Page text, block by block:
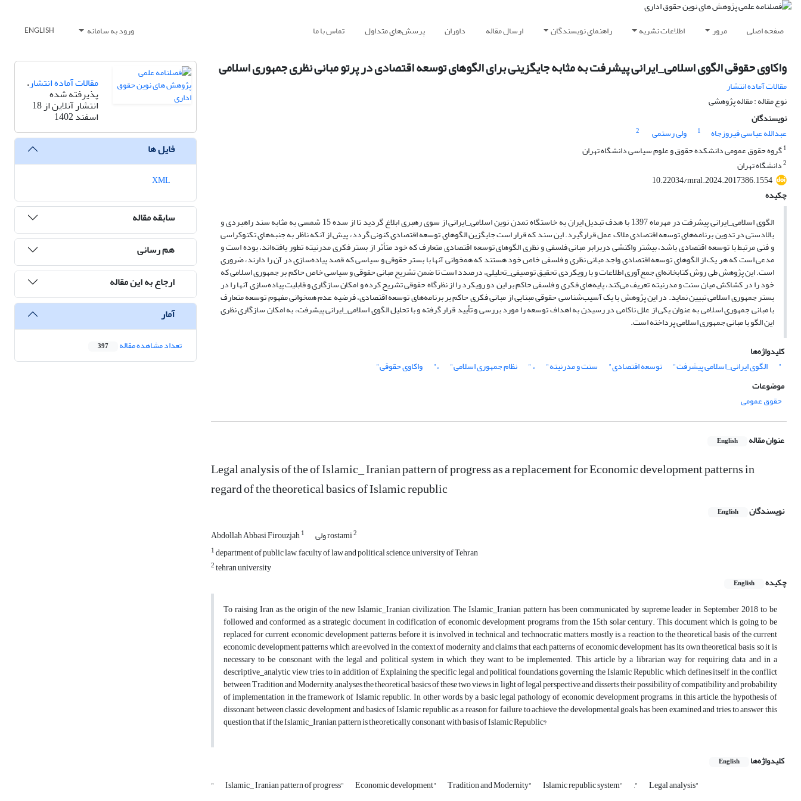
صفحه اصلی مرور اطلاعات نشریه راهنمای نویسندگان ارسال مقاله داوران پرسش‌های متداول تماس با ما ورود به سامانه ENGLISH
واکاوی حقوقی الگوی اسلامی_ایرانی پیشرفت به مثابه جایگزینی برای الگوهای توسعه اقتصادی در پرتو مبانی نظری جمهوری اسلامی
مقالات آماده انتشار
نوع مقاله : مقاله پژوهشی
نویسندگان
عبدالله عباسی فیروزجاه
1 ولی رستمی
2
1گروه حقوق عمومی دانشکده حقوق و علوم سیاسی دانشگاه تهران
2دانشگاه تهران
10.22034/mral.2024.2017386.1554
چکیده
الگوی اسلامی_ایرانی پیشرفت در مهرماه 1397 با هدف تبدیل ایران به خاستگاه تمدن نوین اسلامی_ایرانی از سوی رهبری ابلاغ گردید تا از سده 15 شمسی به مثابه سند راهبردی و
بالادستی در تدوین برنامه‌های توسعه اقتصادی ملاک عمل قرارگیرد. این سند که قرار است جایگزین الگوهای توسعه اقتصادی کنونی گردد، پیش از آنکه ناظر به جنبه‌های تکنوکراسی
و فنی مرتبط با توسعه اقتصادی باشد، بیشتر واکنشی دربرابر مبانی فلسفی و نظری الگوهای توسعه اقتصادی متعارف که خود متأثر از بستر فکری مدرنیته تطور یافته‌اند، بوده است و
مدعی است که هر یک از الگوهای توسعه اقتصادی واجد مبانی نظری و فلسفی خاص خود هستند که همخوانی آنها با بستر حقوقی و سیاسی که قصد پیاده‌سازی در آن را دارند، ضروری
است. این پژوهش طی روش کتابخانه‌ایِ جمع‌آوری اطلاعات و با رویکردی تحقیق توصیفی_تحلیلی، درصدد است تا ضمن تشریح مبانی حقوقی و سیاسی خاص حاکم بر جمهوری اسلامی که
خود را در کشاکش میان سنت و مدرنیته تعریف می‌کند، پایه‌های فکری و فلسفی حاکم بر این دو رویکرد را از نظرگاه حقوقی تشریح کرده و امکان سازگاری و قابلیت پیاده‌سازی آنها را در
بستر جمهوری اسلامی تبیین نماید. در این پژوهش با یک آسیب‌شناسی حقوقی مبنایی از مبانی فکری حاکم بر برنامه‌های توسعه اقتصادی، فرضیه عدم همخوانی مفهوم توسعه متعارف
با مبانی جمهوری اسلامی به عنوان یکی از علل ناکامی در رسیدن به اهداف توسعه را مورد بررسی و تأیید قرار گرفته و با تحلیل الگوی اسلامی_ایرانی پیشرفت، به امکان سازگاری نظری
این الگو با مبانی جمهوری اسلامی پرداخته است.
کلیدواژه‌ها
"
الگوی ایرانی_اسلامی پیشرفت" توسعه اقتصادی" سنت و مدرنیته" ، " نظام جمهوری اسلامی" ،"
واکاوی حقوقی"
موضوعات
حقوق عمومی
عنوان مقاله English
Legal analysis of the of Islamic_ Iranian pattern of progress as a replacement for Economic development patterns in
regard of the theoretical basics of Islamic republic
نویسندگان English
Abdollah Abbasi Firouzjah1 ولی rostami2
1department of public law, faculty of law and political science, university of Tehran
2tehran university
چکیده
English
To raising Iran as the origin of the new Islamic_Iranian civilization, The Islamic_Iranian pattern has been communicated by supreme leader in September 2018 to be
followed and conformed as a strategic document in codification of economic development programs from the 15th solar century. This document which is going to be
replaced for current economic development patterns, before it is involved in technical and technocratic matters, mostly is a reaction to the theoretical basis of the current
economic development patterns which are evolved in the context of modernity and claims that each patterns of economic development has its own theoretical basis, so it is
necessary to be consonant with the legal and political system in which they want to be implemented. This article by a librarian way for requiring data and in a
descriptive_analytic view tries to in addition of Explaining the specific legal and political foundations governing the Islamic Republic, which defines itself in the conflict
between Tradition and Modernity, analyses the theoretical basics of these two views in light of legal perspective and disserts their possibility of compatibility and probability
of implementation in the framework of Islamic republic. In other words, by a basic legal pathology of economic development programs, in this article, the hypothesis of
dissonant between classic development and basics of Islamic republic, as a reason for failure to achieve the developmental goals has been examined and tries to answer this
question that if the Islamic_Iranian pattern is theoretically consonant with basis of Islamic Republic?
کلیدواژه‌ها English
" Islamic_ Iranian pattern of progress" Economic development" Tradition and Modernity" Islamic republic system" ," Legal analysis"
مقالات آماده انتشار،
پذیرفته شده
انتشار آنلاین از 18
اسفند 1402
فایل ها
سابقه مقاله
هم رسانی
ارجاع به این مقاله
آمار
تعداد مشاهده مقاله 397